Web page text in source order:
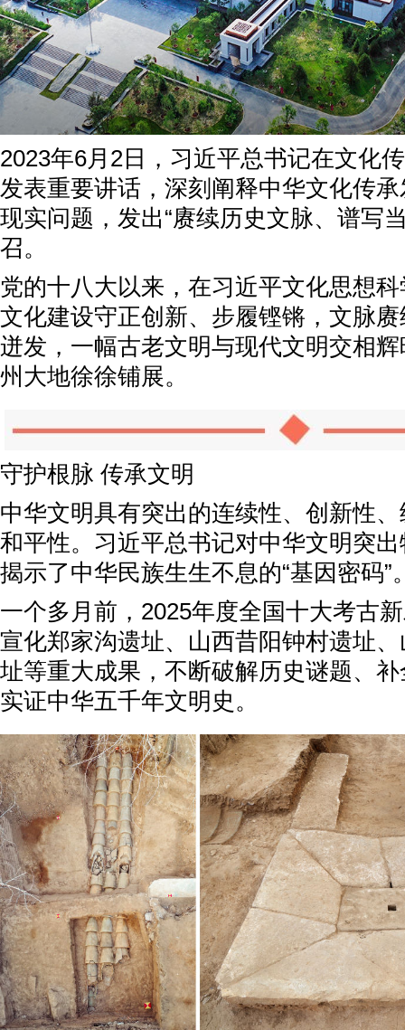
2023年6月2日，习近平总书记在文化
发表重要讲话，深刻阐释中华文化传
现实问题，发出“赓续历史文脉、谱写
召。
党的十八大以来，在习近平文化思想
文化建设守正创新、步履铿锵，文脉
迸发，一幅古老文明与现代文明交相
州大地徐徐铺展。
守护根脉 传承文明
中华文明具有突出的连续性、创新性
和平性。习近平总书记对中华文明突
揭示了中华民族生生不息的“基因密码”
一个多月前，2025年度全国十大考古
宣化郑家沟遗址、山西昔阳钟村遗址
址等重大成果，不断破解历史谜题、
实证中华五千年文明史。